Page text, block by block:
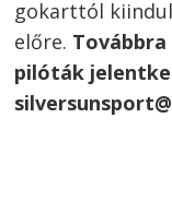
gokarttól
előre.
pilóták